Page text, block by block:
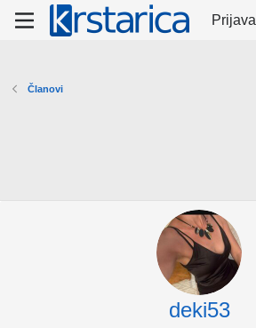
Prijava
Članovi
deki53